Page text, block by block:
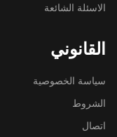
الاسئلة الشائعة
القانوني
سياسة الخصوصية
الشروط
اتصال